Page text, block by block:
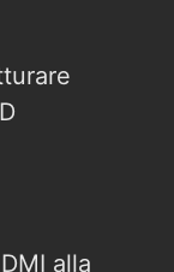
alla